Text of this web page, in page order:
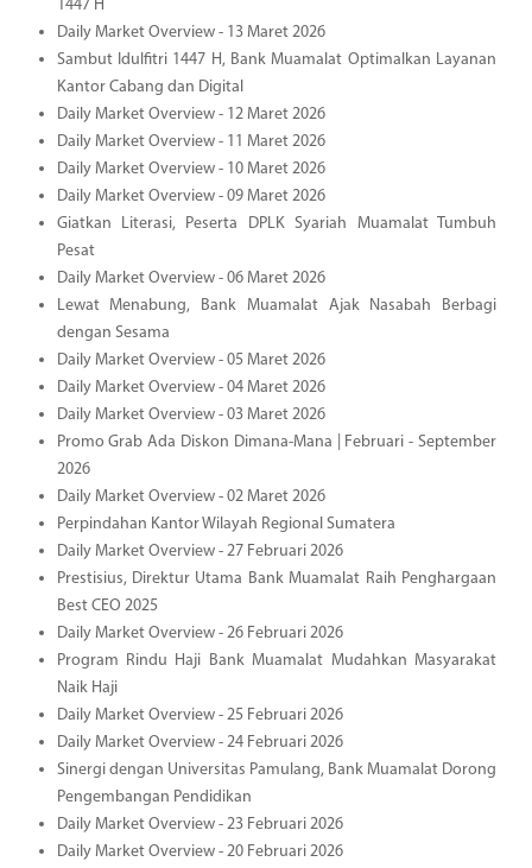
1447 H
Daily Market Overview - 13 Maret 2026
Sambut Idulfitri 1447 H, Bank Muamalat Optimalkan Layanan
Kantor Cabang dan Digital
Daily Market Overview - 12 Maret 2026
Daily Market Overview - 11 Maret 2026
Daily Market Overview - 10 Maret 2026
Daily Market Overview - 09 Maret 2026
Giatkan Literasi, Peserta DPLK Syariah Muamalat Tumbuh
Pesat
Daily Market Overview - 06 Maret 2026
Lewat Menabung, Bank Muamalat Ajak Nasabah Berbagi
dengan Sesama
Daily Market Overview - 05 Maret 2026
Daily Market Overview - 04 Maret 2026
Daily Market Overview - 03 Maret 2026
Promo Grab Ada Diskon Dimana-Mana | Februari - September
2026
Daily Market Overview - 02 Maret 2026
Perpindahan Kantor Wilayah Regional Sumatera
Daily Market Overview - 27 Februari 2026
Prestisius, Direktur Utama Bank Muamalat Raih Penghargaan
Best CEO 2025
Daily Market Overview - 26 Februari 2026
Program Rindu Haji Bank Muamalat Mudahkan Masyarakat
Naik Haji
Daily Market Overview - 25 Februari 2026
Daily Market Overview - 24 Februari 2026
Sinergi dengan Universitas Pamulang, Bank Muamalat Dorong
Pengembangan Pendidikan
Daily Market Overview - 23 Februari 2026
Daily Market Overview - 20 Februari 2026